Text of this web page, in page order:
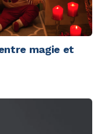
magie et